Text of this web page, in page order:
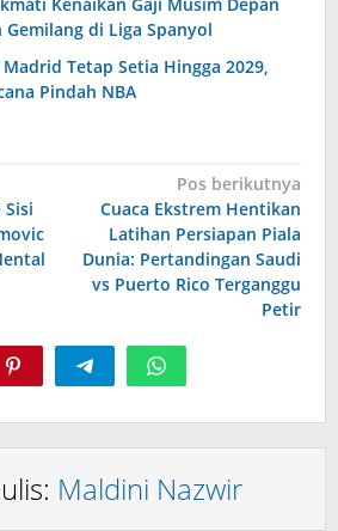
di Liga Spanyol
Tetap Setia Hingga 2029,
Pindah NBA
Sisi
Pos berikutnya
Cuaca Ekstrem Hentikan
Latihan Persiapan Piala
Dunia: Pertandingan Saudi
vs Puerto Rico Terganggu
Petir
Maldini Nazwir